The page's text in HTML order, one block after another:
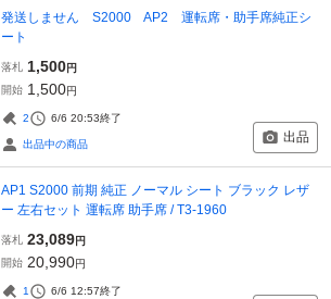
発送しません S2000 AP2 運転席・助手席純正シ
ート
落札 1,500円
開始 1,500円
2 6/6 20:53終了
出品中の商品 出品
AP1 S2000 前期 純正 ノーマル シート ブラック レザ
ー 左右セット 運転席 助手席 / T3-1960
落札 23,089円
開始 20,990円
1 6/6 12:57終了